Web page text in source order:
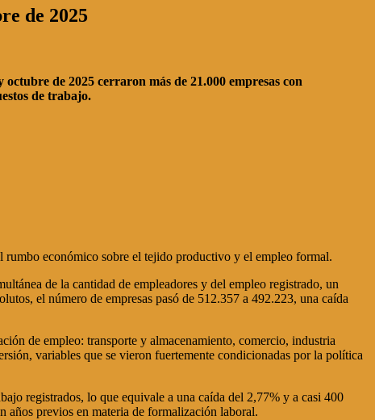
de 2025
de 2025 cerraron más de 21.000 empresas con
de trabajo.
económico sobre el tejido productivo y el empleo formal.
de la cantidad de empleadores y del empleo registrado, un
el número de empresas pasó de 512.357 a 492.223, una caída
de empleo: transporte y almacenamiento, comercio, industria
variables que se vieron fuertemente condicionadas por la política
registrados, lo que equivale a una caída del 2,77% y a casi 400
años previos en materia de formalización laboral.